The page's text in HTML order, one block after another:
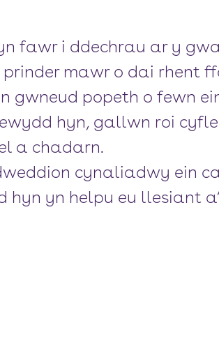
fawr i ddechrau ar y
mawr o dai rhent
gwneud popeth o fewn
hyn, gallwn roi
a chadarn.
cynaliadwy ein
yn helpu eu llesiant